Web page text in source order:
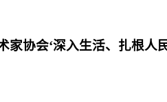
协会‘深入生活、扎根人